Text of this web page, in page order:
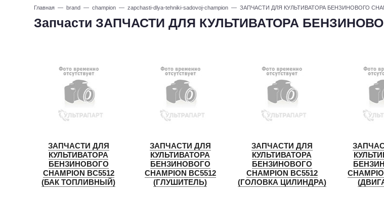
Главная —brand —champion —zapchasti-dlya-tehniki-sadovoj-champion — ЗАПЧАСТИ ДЛЯ КУЛЬТИВАТОРА БЕНЗИНОВОГО
Запчасти ЗАПЧАСТИ ДЛЯ КУЛЬТИВАТОРА
ЗАПЧАСТИ ДЛЯ
КУЛЬТИВАТОРА
БЕНЗИНОВОГО
CHAMPION BC5512
(БАК ТОПЛИВНЫЙ)
ЗАПЧАСТИ ДЛЯ
КУЛЬТИВАТОРА
БЕНЗИНОВОГО
CHAMPION BC5512
(ГЛУШИТЕЛЬ)
ЗАПЧАСТИ ДЛЯ
КУЛЬТИВАТОРА
БЕНЗИНОВОГО
CHAMPION BC5512
(ГОЛОВКА ЦИЛИНДРА)